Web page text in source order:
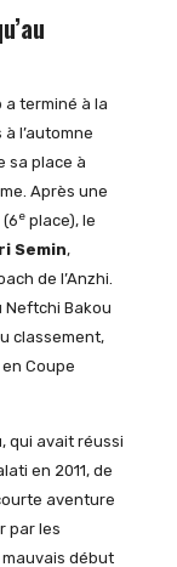
a terminé à la
l’automne
sa place à
Après une
eplace), le
Semin,
de l’Anzhi.
Neftchi Bakou
classement,
Coupe
, qui avait réussi
en 2011, de
aventure
par les
début